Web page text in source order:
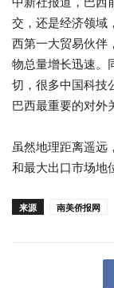
交，还是经济领域
西第一大贸易伙伴
物总量增长迅速。
切，很多中国科技
巴西最重要的对外
虽然地理距离遥远
和最大出口市场地
来源 南美侨报网